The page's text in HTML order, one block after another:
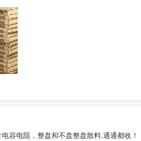
容电阻，整盘和不盘整盘散料.通通都收！